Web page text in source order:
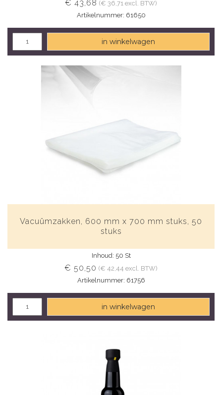
€ 43,68 (€ 36,71 excl. BTW)
Artikelnummer: 61650
in winkelwagen
Vacuümzakken, 600 mm x 700 mm stuks, 50
stuks
Inhoud: 50 St
€ 50,50 (€ 42,44 excl. BTW)
Artikelnummer: 61756
in winkelwagen